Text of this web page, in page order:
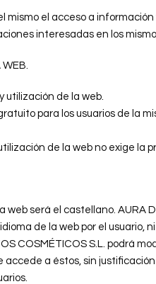
mismo el acceso a
interesadas en los
WEB.
utilización de la web.
para los usuarios de la
de la web no exige la
web será el castellano. AURA
de la web por el usuario,
COSMÉTICOS S.L. podrá
accede a éstos, sin